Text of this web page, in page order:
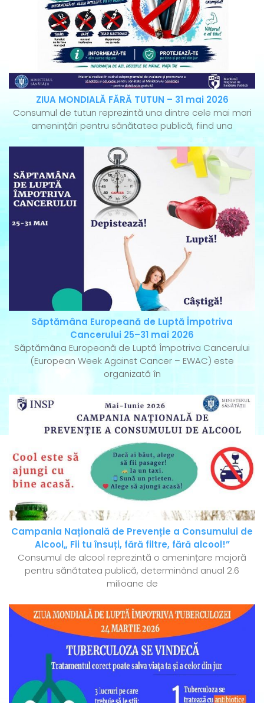
ZIUA MONDIALĂ FĂRĂ TUTUN – 31 mai 2026
Consumul de tutun reprezintă una dintre cele mai mari
amenințări pentru sănătatea publică, fiind una
Săptămâna Europeană de Luptă Împotriva
Cancerului 25–31 mai 2026
Săptămâna Europeană de Luptă Împotriva Cancerului
(European Week Against Cancer – EWAC) este
organizată în
Campania Națională de Prevenție a Consumului de
Alcool„ Fii tu însuți, fără filtre, fără alcool!”
Consumul de alcool reprezintă o amenințare majoră
pentru sănătatea publică, determinând anual 2.6
milioane de